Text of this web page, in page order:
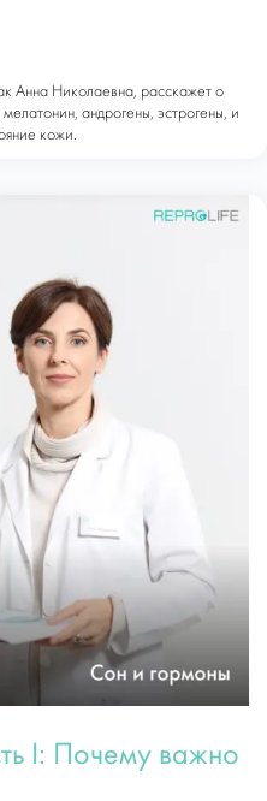
Анна Николаевна, расскажет о
андрогены, эстрогены, и
кожи.
I: Почему важно